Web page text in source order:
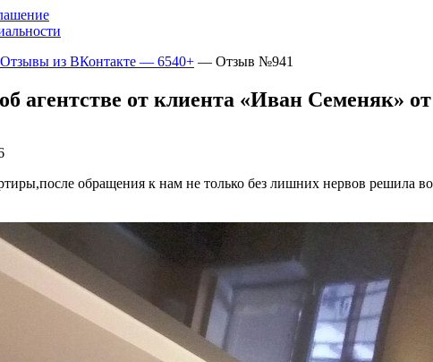
Отзывы из ВКонтакте — 6540+ — Отзыв №941
агентстве от клиента «Иван Семеняк»
обращения к нам не только без лишних нервов